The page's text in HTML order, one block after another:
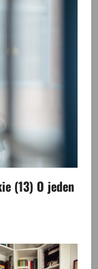
(13) O jeden